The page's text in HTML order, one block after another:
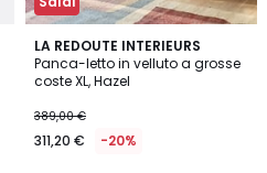
LA REDOUTE INTERIEURS
Panca-letto in velluto a grosse
coste XL, Hazel
389,00 €
311,20 € -20%